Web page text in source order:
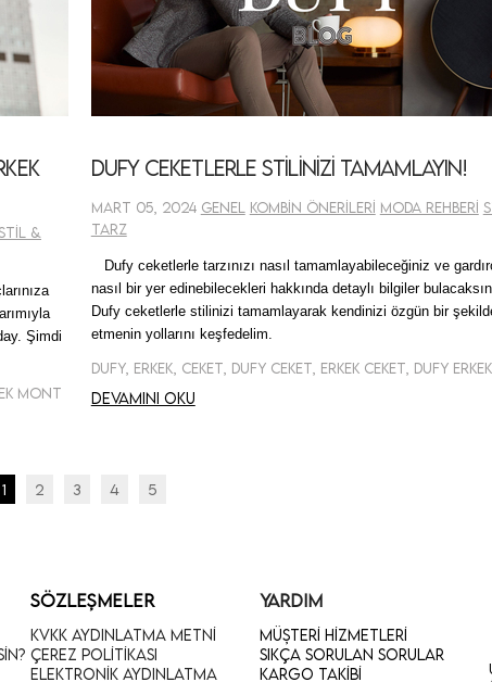
&
Şimdi
Mont
Dufy Ceketlerle Stilinizi Tamamlayın!
Mart 05, 2024 Genel Kombin Önerileri Moda Rehberi
Tarz
Dufy ceketlerle tarzınızı nasıl tamamlayabileceğiniz ve
nasıl bir yer edinebilecekleri hakkında detaylı bilgiler
Dufy ceketlerle stilinizi tamamlayarak kendinizi özgün bir
etmenin yollarını keşfedelim.
Dufy, Erkek, Ceket, Dufy Ceket, Erkek Ceket, Dufy
Devamını oku
1 2 3 4 5
SÖZLEŞMELER
KVKK Aydınlatma Metni
Çerez Politikası
Elektronik Aydınlatma
YARDIM
Müşteri Hizmetleri
Sıkça Sorulan Sorular
Kargo Takibi